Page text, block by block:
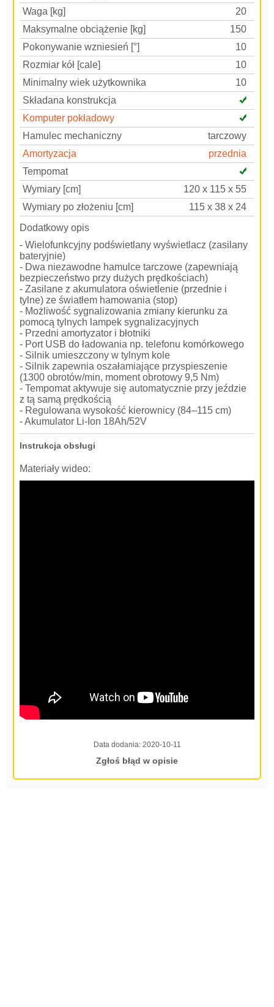
Waga [kg]
20
Maksymalne obciążenie [kg]
150
Pokonywanie wzniesień [°]
10
Rozmiar kół [cale]
10
Minimalny wiek użytkownika
10
Składana konstrukcja
Komputer pokładowy
Hamulec mechaniczny
tarczowy
Amortyzacja
przednia
Tempomat
Wymiary [cm]
120 x 115 x 55
Wymiary po złożeniu [cm]
115 x 38 x 24
Dodatkowy opis
- Wielofunkcyjny podświetlany wyświetlacz (zasilany
bateryjnie)
- Dwa niezawodne hamulce tarczowe (zapewniają
bezpieczeństwo przy dużych prędkościach)
- Zasilane z akumulatora oświetlenie (przednie i
tylne) ze światłem hamowania (stop)
- Możliwość sygnalizowania zmiany kierunku za
pomocą tylnych lampek sygnalizacyjnych
- Przedni amortyzator i błotniki
- Port USB do ładowania np. telefonu komórkowego
- Silnik umieszczony w tylnym kole
- Silnik zapewnia oszałamiające przyspieszenie
(1300 obrotów/min, moment obrotowy 9,5 Nm)
- Tempomat aktywuje się automatycznie przy jeździe
z tą samą prędkością
- Regulowana wysokość kierownicy (84–115 cm)
- Akumulator Li-Ion 18Ah/52V
Instrukcja obsługi
Materiały wideo:
Data dodania: 2020-10-11
Zgłoś błąd w opisie